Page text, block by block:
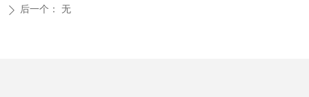
ꄲ 后一个： 无